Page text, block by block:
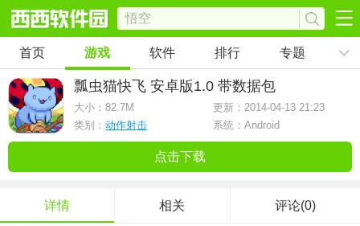
首页 游戏 软件 排行 专题
瓢虫猫快飞 安卓版1.0 带数据包
大小： 82.7M
更新：2014-04-13 21:23
类别： 动作射击 系统：Android
点击下载
详情 相关 评论(0)